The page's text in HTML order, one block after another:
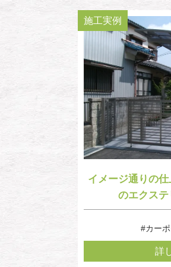
施工実例
イメージ通りの
のエクス
#カー
詳